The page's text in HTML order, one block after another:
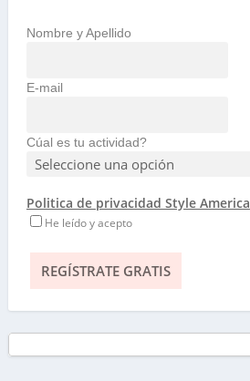
Nombre y Apellido
E-mail
Cúal es tu actividad?
Politica de privacidad Style America
He leído y acepto